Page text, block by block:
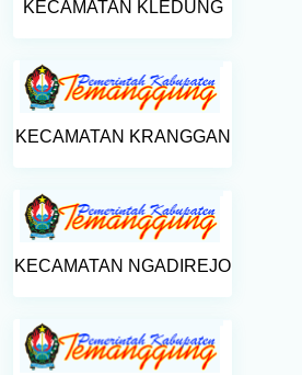
KECAMATAN KLEDUNG
KECAMATAN KRANGGAN
KECAMATAN NGADIREJO